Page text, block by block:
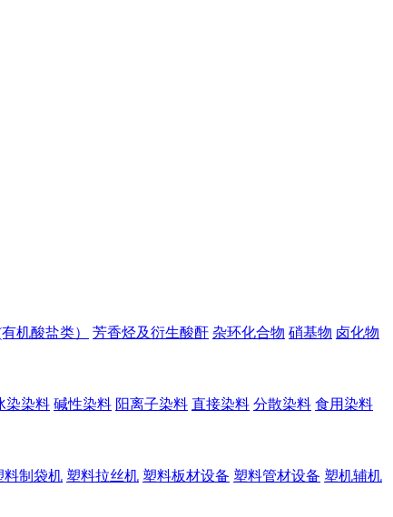
机酸盐类） 芳香烃及衍生酸酐 杂环化合物 硝基物 卤化物
染染料 碱性染料 阳离子染料 直接染料 分散染料 食用染料
料制袋机 塑料拉丝机 塑料板材设备 塑料管材设备 塑机辅机